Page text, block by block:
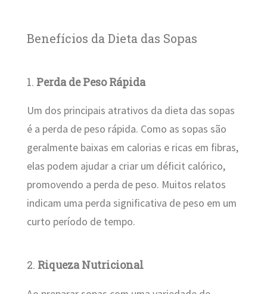
Benefícios da Dieta das Sopas
1. Perda de Peso Rápida
Um dos principais atrativos da dieta das sopas
é a perda de peso rápida. Como as sopas são
geralmente baixas em calorias e ricas em fibras,
elas podem ajudar a criar um déficit calórico,
promovendo a perda de peso. Muitos relatos
indicam uma perda significativa de peso em um
curto período de tempo.
2. Riqueza Nutricional